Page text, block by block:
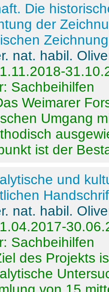
Die
der
nat. habil.
Sachbeihilfen
Weimarer
Umgang
ist der
und
nat. habil.
Sachbeihilfen
des Projekts